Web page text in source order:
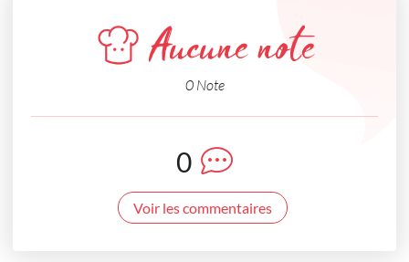
Aucune note
0 Note
0
Voir les commentaires